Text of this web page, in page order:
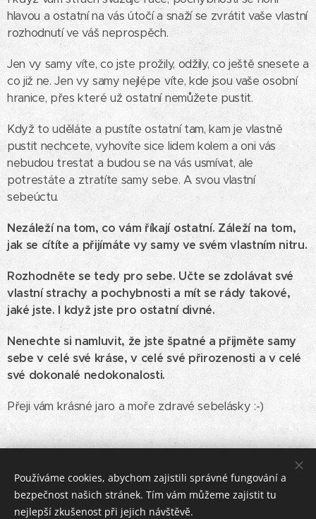
hlavou a ostatní na vás útočí a snaží se zvrátit vaše vlastní
rozhodnutí ve váš neprospěch.
Jen vy samy víte, co jste prožily, odžily, co ještě snesete a
co již ne. Jen vy samy nejlépe víte, kde jsou vaše osobní
hranice, přes které už ostatní nemůžete pustit.
Když to uděláte a pustíte ostatní tam, kam je vlastně
pustit nechcete, vyhovíte sice lidem kolem a oni vás
nebudou trestat a budou se na vás usmívat, ale
potrestáte a ztratíte samy sebe. A svou vlastní
sebeúctu.
Nezáleží na tom, co vám říkají ostatní. Záleží na tom,
jak se cítíte a přijímáte vy samy ve svém vlastním nitru.
Rozhodněte se tedy pro sebe. Učte se zdolávat své
vlastní strachy a pochybnosti a mít se rády takové,
jaké jste. I když jste pro ostatní divné.
Nenechte si namluvit, že jste špatné a přijměte samy
sebe v celé své kráse, v celé své přirozenosti a v celé
své dokonalé nedokonalosti.
Přeji vám krásné jaro a moře zdravé sebelásky :-)
Share
Používáme cookies, abychom zajistili správné fungování a
bezpečnost našich stránek. Tím vám můžeme zajistit tu
nejlepší zkušenost při jejich návštěvě.